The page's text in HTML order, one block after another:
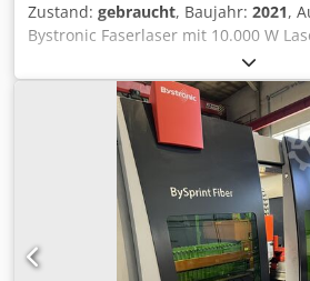
Zustand: gebraucht, Baujahr: 2021,
Bystronic Faserlaser mit 10.000 W
automatischer Beladestation und 2
nach Terminvereinbarung im
Verfügbarkeit: 10/2026 Cjdoy T Nc
Automatischer Düsenwechsler (64
Detektionskamera Kerfscan
Zentrierung des Laserstrahls und der
Vollständige technische
verfügbar. Arbeitsbereich: 3000 x
10.000 W Automatisierung: ByTrans
Antil AWL9 2T (V1) Schneidstunden: